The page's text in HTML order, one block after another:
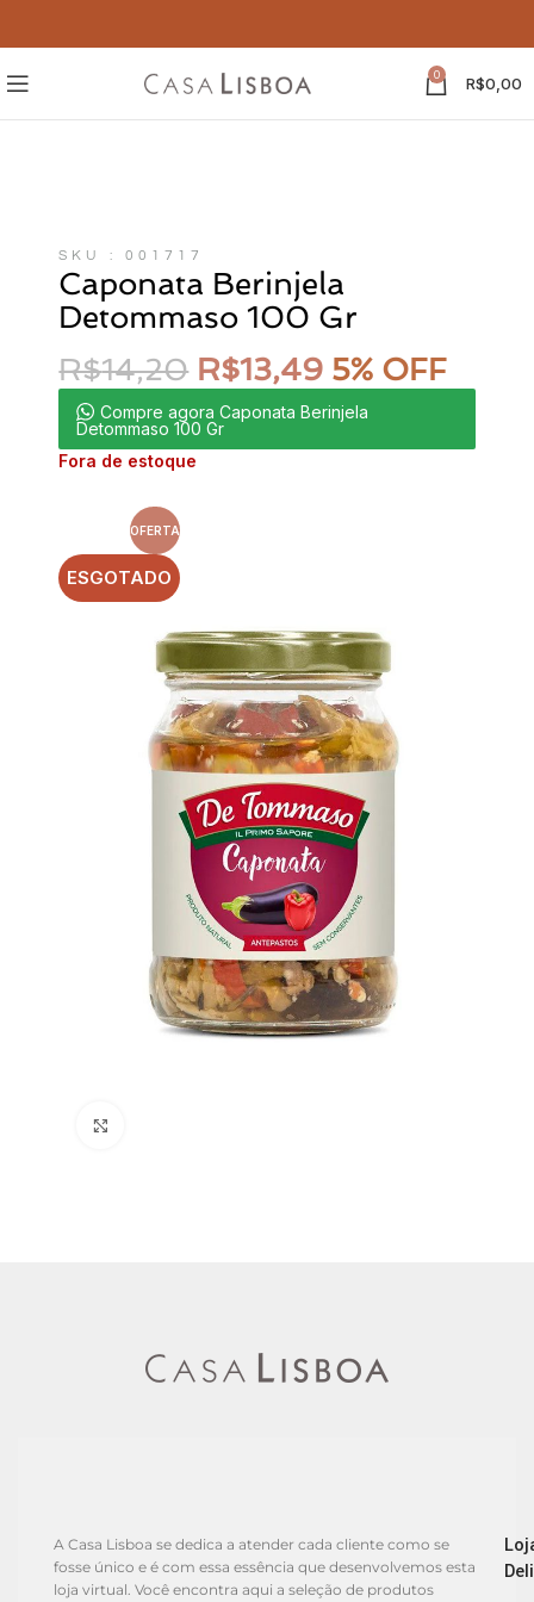
0 R$0,00
OFERTA
ESGOTADO
SKU : 001717
Caponata Berinjela
Detommaso 100 Gr
R$14,20 R$13,49 5% OFF
Compre agora Caponata Berinjela
Detommaso 100 Gr
Fora de estoque
A Casa Lisboa se dedica a atender cada cliente como se
fosse único e é com essa essência que desenvolvemos esta
loja virtual. Você encontra aqui a seleção de produtos